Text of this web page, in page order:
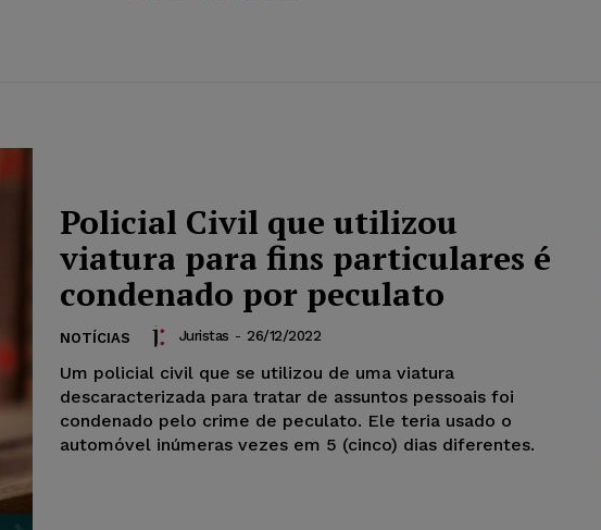
Policial Civil que utilizou
viatura para fins particulares é
condenado por peculato
NOTÍCIAS Juristas - 26/12/2022
Um policial civil que se utilizou de uma viatura
descaracterizada para tratar de assuntos pessoais foi
condenado pelo crime de peculato. Ele teria usado o
automóvel inúmeras vezes em 5 (cinco) dias diferentes.